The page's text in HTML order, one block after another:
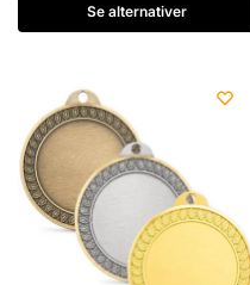
Se alternativer